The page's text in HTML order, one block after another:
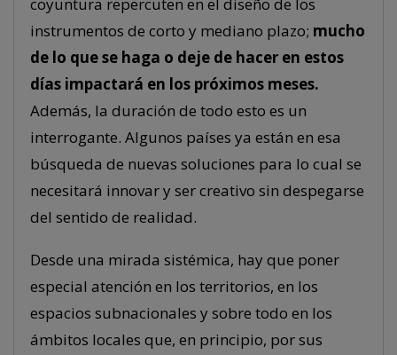
coyuntura repercuten en el diseño de los
instrumentos de corto y mediano plazo; mucho
de lo que se haga o deje de hacer en estos
días impactará en los próximos meses.
Además, la duración de todo esto es un
interrogante. Algunos países ya están en esa
búsqueda de nuevas soluciones para lo cual se
necesitará innovar y ser creativo sin despegarse
del sentido de realidad.
Desde una mirada sistémica, hay que poner
especial atención en los territorios, en los
espacios subnacionales y sobre todo en los
ámbitos locales que, en principio, por sus